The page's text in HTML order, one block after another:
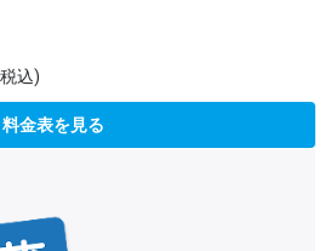
込)
料金表を見る